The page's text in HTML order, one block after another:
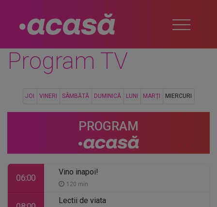
Program TV
JOI VINERI SÂMBĂTĂ DUMINICĂ LUNI MARȚI MIERCURI
PROGRAM
06:00
Vino inapoi!
120 min
Lectii de viata